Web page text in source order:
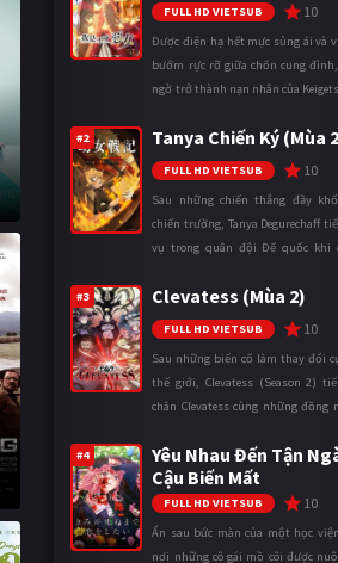
FULL HD VIETSUB 10
Được điện hạ hết mực sủng ái và
bướm rực rỡ giữa chốn cung
ngờ trở thành nạn nhân của
thuật để hoán đổi th ...
#2 Tanya Chiến Ký (Mùa
FULL HD VIETSUB 10
Sau những chiến thắng đầy
chiến trường, Tanya Degurechaff
vụ trong quân đội Đế quốc khi
mặt trận. Dù sở hữu tài năn ...
#3 Clevatess (Mùa 2)
FULL HD VIETSUB 10
Sau những biến cố làm thay đổi
thế giới, Clevatess (Season 2)
chân Clevatess cùng những đồng
loại đến bờ vực diệ ...
#4
Yêu Nhau Đến Tận
Cậu Biến Mất
FULL HD VIETSUB 10
Ẩn sau bức màn của một học
nơi những cô gái mồ côi được